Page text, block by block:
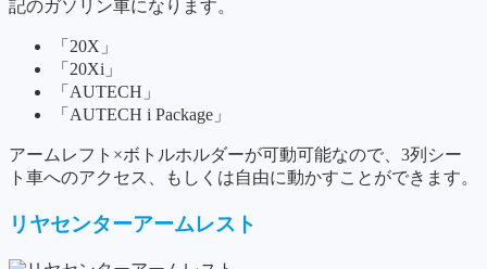
記のガソリン車になります。
「20X」
「20Xi」
「AUTECH」
「AUTECH i Package」
アームレフト×ボトルホルダーが可動可能なので、3列シー
ト車へのアクセス、もしくは自由に動かすことができます。
リヤセンターアームレスト